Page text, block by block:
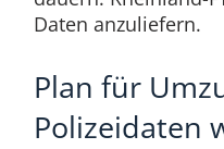
Daten anzuliefern.
Plan für
Polizeidaten